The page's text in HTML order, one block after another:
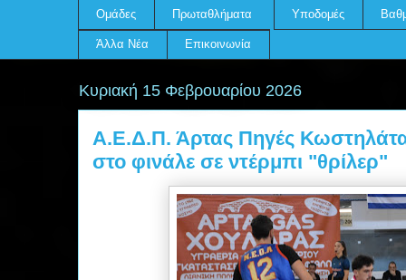
Ομάδες Πρωταθλήματα Υποδομές
Άλλα Νέα Επικοινωνία
Κυριακή 15 Φεβρουαρίου 2026
Α.Ε.Δ.Π. Άρτας Πηγές
στο φινάλε σε ντέρμπι "θρίλερ"